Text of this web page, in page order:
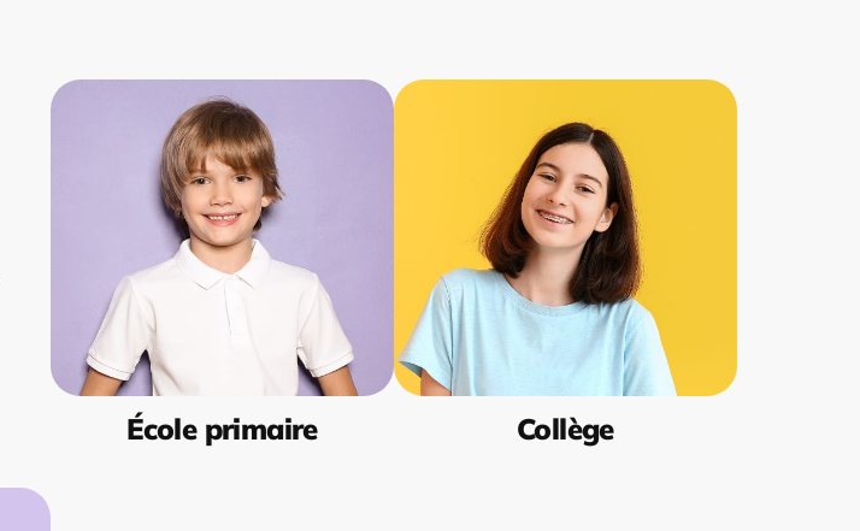
École primaire Collège